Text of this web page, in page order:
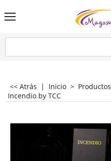
<< Atrás | Inicio > Productos
Incendio by TCC